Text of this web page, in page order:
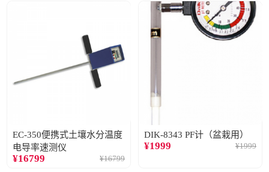
EC-350便携式土壤水分温度
电导率速测仪
¥16799 ¥16799
DIK-8343 PF计（盆栽用）
¥1999 ¥1999